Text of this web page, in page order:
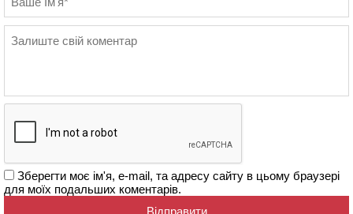
Зберегти моє ім'я, e-mail, та адресу сайту в цьому браузері
для моїх подальших коментарів.